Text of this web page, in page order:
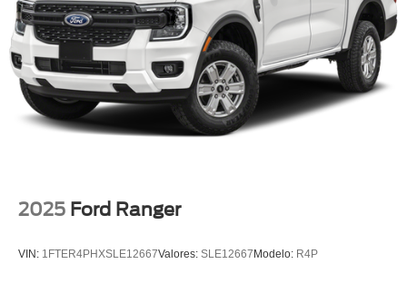
2025 Ford Ranger
VIN: 1FTER4PHXSLE12667Valores: SLE12667 Modelo: R4P